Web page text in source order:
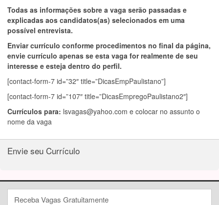
Todas as informações sobre a vaga serão passadas e
explicadas aos candidatos(as) selecionados em uma
possível entrevista.
Enviar currículo conforme procedimentos no final da página,
envie currículo apenas se esta vaga for realmente de seu
interesse e esteja dentro do perfil.
[contact-form-7 id=”32″ title=”DicasEmpPaulistano”]
[contact-form-7 id=”107″ title=”DicasEmpregoPaulistano2″]
Currículos para: lsvagas@yahoo.com e colocar no assunto o
nome da vaga
Envie seu Currículo
Receba Vagas Gratuitamente